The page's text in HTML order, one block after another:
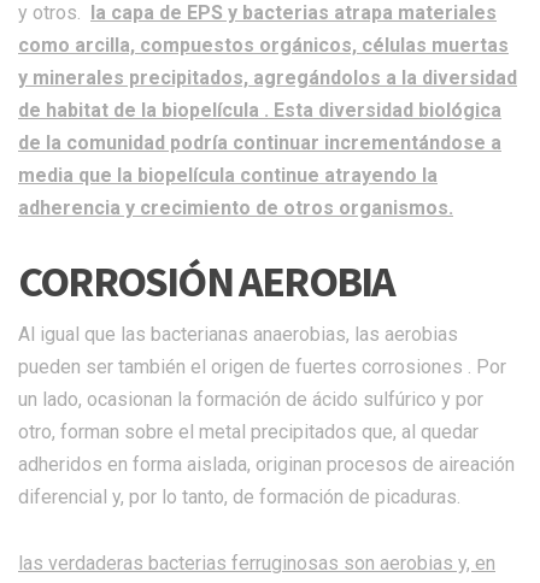
y otros. la capa de EPS y bacterias atrapa materiales
como arcilla, compuestos orgánicos, células muertas
y minerales precipitados, agregándolos a la diversidad
de habitat de la biopelícula . Esta diversidad biológica
de la comunidad podría continuar incrementándose a
media que la biopelícula continue atrayendo la
adherencia y crecimiento de otros organismos.
CORROSIÓN AEROBIA
Al igual que las bacterianas anaerobias, las aerobias
pueden ser también el origen de fuertes corrosiones . Por
un lado, ocasionan la formación de ácido sulfúrico y por
otro, forman sobre el metal precipitados que, al quedar
adheridos en forma aislada, originan procesos de aireación
diferencial y, por lo tanto, de formación de picaduras.
las verdaderas bacterias ferruginosas son aerobias y, en